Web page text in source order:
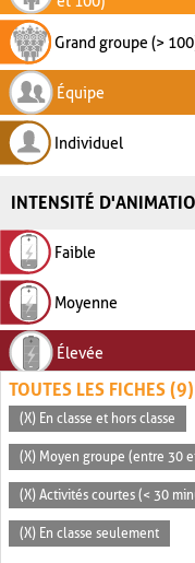
Grand groupe (>
Équipe
Individuel
INTENSITÉ
Faible
Moyenne
Élevée
TOUTES LES FICHES (9)
(X) En classe et hors classe
(X) Moyen groupe (entre 30
(X) Activités courtes (< 30
(X) En classe seulement